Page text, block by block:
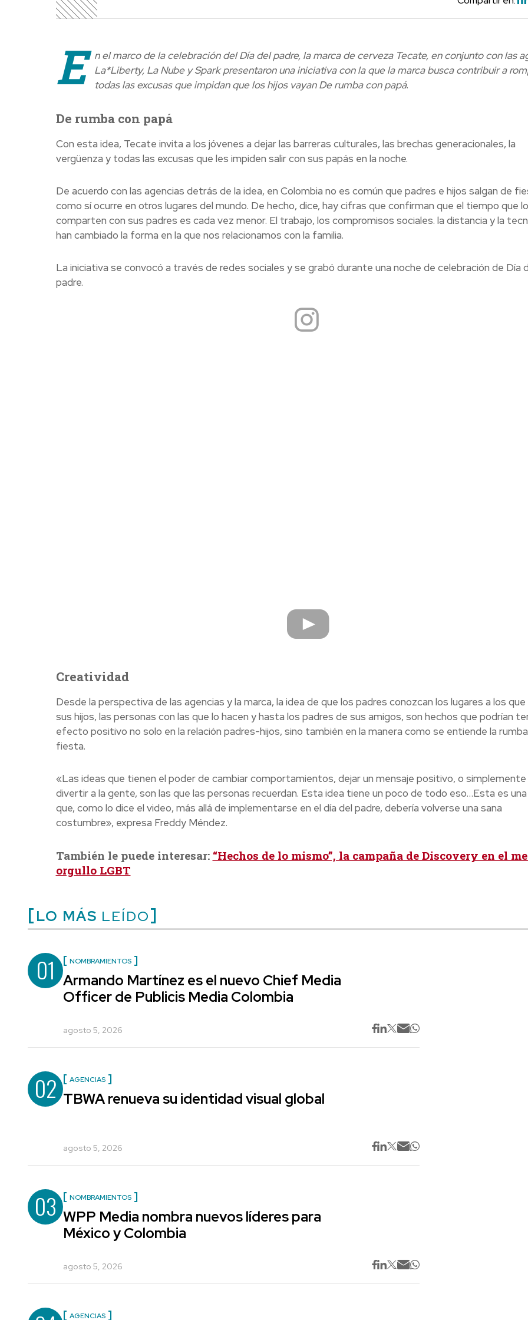
E
n el marco de la celebración del Día del padre, la marca de cerveza Tecate, en conjunto con las
La*Liberty, La Nube y Spark presentaron una iniciativa con la que la marca busca contribuir a
todas las excusas que impidan que los hijos vayan De rumba con papá.
De rumba con papá
Con esta idea, Tecate invita a los jóvenes a dejar las barreras culturales, las brechas generacionales, la
vergüenza y todas las excusas que les impiden salir con sus papás en la noche.
De acuerdo con las agencias detrás de la idea, en Colombia no es común que padres e hijos salgan de
como sí ocurre en otros lugares del mundo. De hecho, dice, hay cifras que confirman que el tiempo que
comparten con sus padres es cada vez menor. El trabajo, los compromisos sociales. la distancia y la
han cambiado la forma en la que nos relacionamos con la familia.
La iniciativa se convocó a través de redes sociales y se grabó durante una noche de celebración de Día
padre.
Creatividad
Desde la perspectiva de las agencias y la marca, la idea de que los padres conozcan los lugares a los que
sus hijos, las personas con las que lo hacen y hasta los padres de sus amigos, son hechos que podrían
efecto positivo no solo en la relación padres-hijos, sino también en la manera como se entiende la
fiesta.
«Las ideas que tienen el poder de cambiar comportamientos, dejar un mensaje positivo, o simplemente
divertir a la gente, son las que las personas recuerdan. Esta idea tiene un poco de todo eso…Esta es
que, como lo dice el video, más allá de implementarse en el día del padre, debería volverse una sana
costumbre», expresa Freddy Méndez.
También le puede interesar: “Hechos de lo mismo”, la campaña de Discovery en el
orgullo LGBT
LO MÁS LEÍDO
01 NOMBRAMIENTOS
Armando Martínez es el nuevo Chief Media
Officer de Publicis Media Colombia
agosto 5, 2026
02 AGENCIAS
TBWA renueva su identidad visual global
agosto 5, 2026
03 NOMBRAMIENTOS
WPP Media nombra nuevos líderes para
México y Colombia
agosto 5, 2026
AGENCIAS